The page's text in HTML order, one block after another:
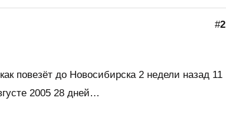
#2
повезёт до Новосибирска 2 недели назад 11
2005 28 дней…